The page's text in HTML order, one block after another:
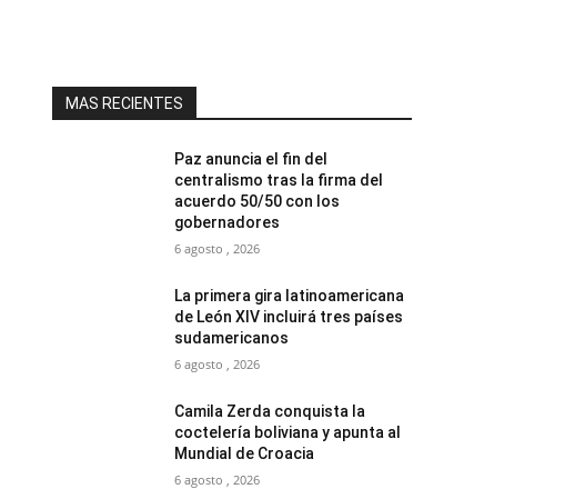
MAS RECIENTES
Paz anuncia el fin del
centralismo tras la firma del
acuerdo 50/50 con los
gobernadores
6 agosto , 2026
La primera gira latinoamericana
de León XIV incluirá tres países
sudamericanos
6 agosto , 2026
Camila Zerda conquista la
coctelería boliviana y apunta al
Mundial de Croacia
6 agosto , 2026